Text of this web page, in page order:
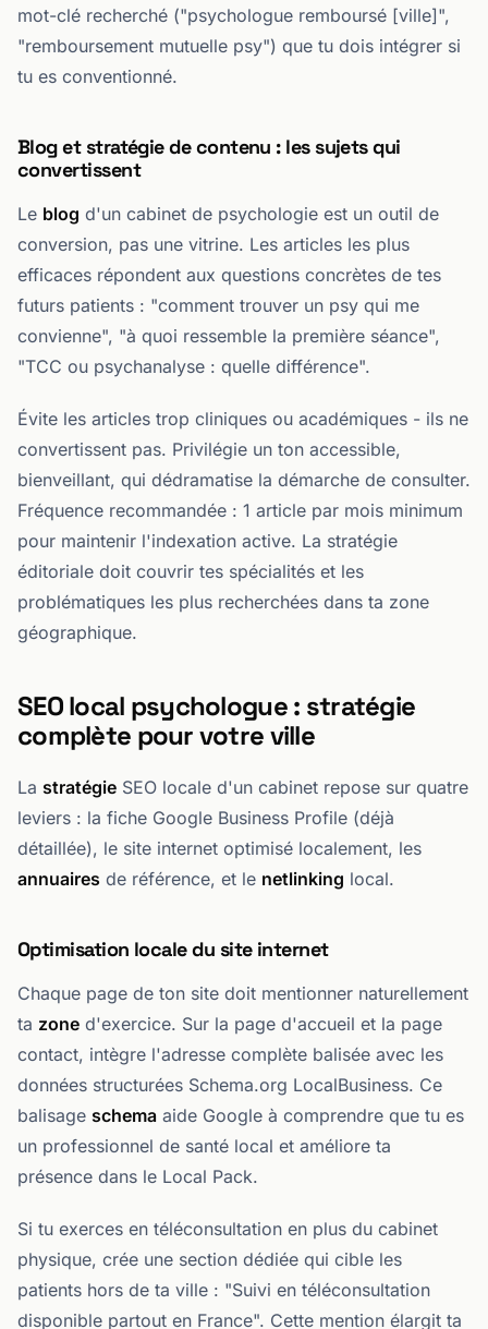
mot-clé recherché ("psychologue remboursé [ville]",
"remboursement mutuelle psy") que tu dois intégrer si
tu es conventionné.
Blog et stratégie de contenu : les sujets qui
convertissent
Le blog d'un cabinet de psychologie est un outil de
conversion, pas une vitrine. Les articles les plus
efficaces répondent aux questions concrètes de tes
futurs patients : "comment trouver un psy qui me
convienne", "à quoi ressemble la première séance",
"TCC ou psychanalyse : quelle différence".
Évite les articles trop cliniques ou académiques - ils ne
convertissent pas. Privilégie un ton accessible,
bienveillant, qui dédramatise la démarche de consulter.
Fréquence recommandée : 1 article par mois minimum
pour maintenir l'indexation active. La stratégie
éditoriale doit couvrir tes spécialités et les
problématiques les plus recherchées dans ta zone
géographique.
SEO local psychologue : stratégie
complète pour votre ville
La stratégie SEO locale d'un cabinet repose sur quatre
leviers : la fiche Google Business Profile (déjà
détaillée), le site internet optimisé localement, les
annuaires de référence, et le netlinking local.
Optimisation locale du site internet
Chaque page de ton site doit mentionner naturellement
ta zone d'exercice. Sur la page d'accueil et la page
contact, intègre l'adresse complète balisée avec les
données structurées Schema.org LocalBusiness. Ce
balisage schema aide Google à comprendre que tu es
un professionnel de santé local et améliore ta
présence dans le Local Pack.
Si tu exerces en téléconsultation en plus du cabinet
physique, crée une section dédiée qui cible les
patients hors de ta ville : "Suivi en téléconsultation
disponible partout en France". Cette mention élargit ta